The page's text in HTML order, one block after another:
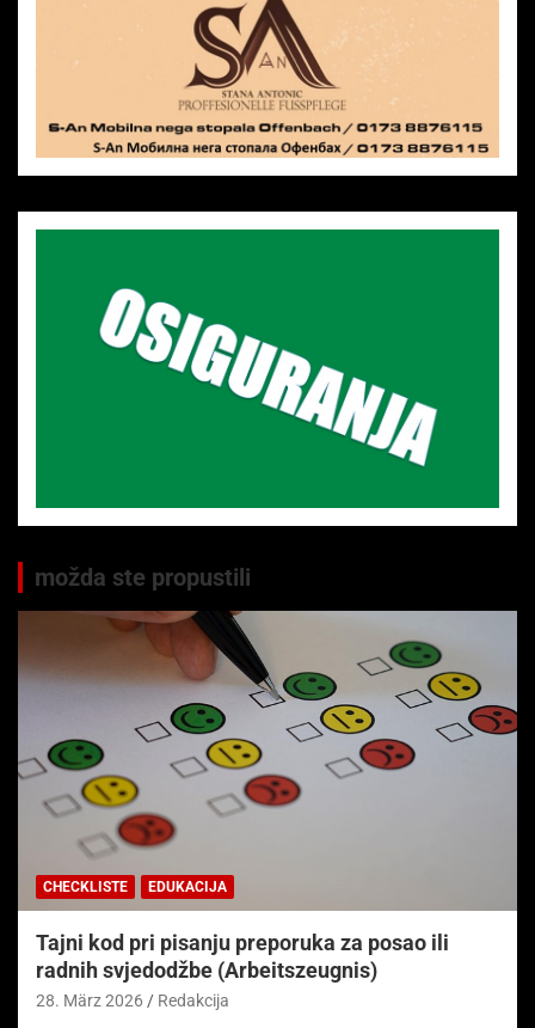
možda ste propustili
CHECKLISTE EDUKACIJA
Tajni kod pri pisanju preporuka za posao ili
radnih svjedodžbe (Arbeitszeugnis)
28. März 2026 Redakcija